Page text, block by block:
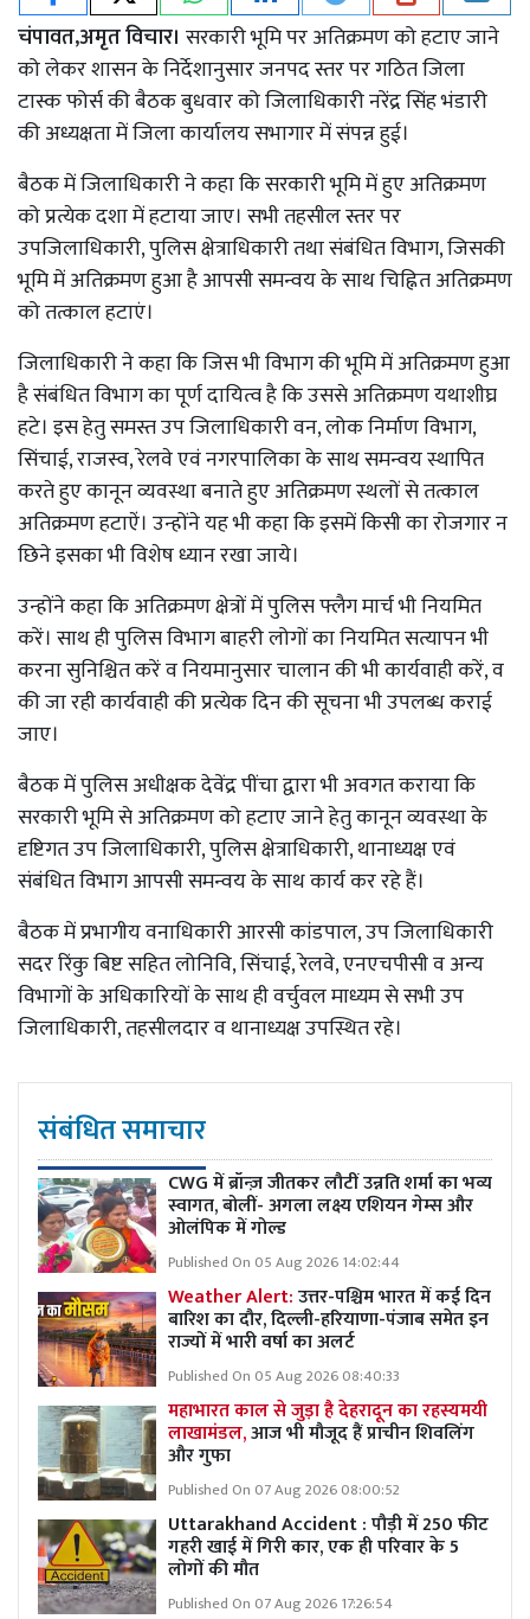
चंपावत,अमृत विचार। सरकारी भूमि पर अतिक्रमण को हटाए जाने
को लेकर शासन के निर्देशानुसार जनपद स्तर पर गठित जिला
टास्क फोर्स की बैठक बुधवार को जिलाधिकारी नरेंद्र सिंह भंडारी
की अध्यक्षता में जिला कार्यालय सभागार में संपन्न हुई।
बैठक में जिलाधिकारी ने कहा कि सरकारी भूमि में हुए अतिक्रमण
को प्रत्येक दशा में हटाया जाए। सभी तहसील स्तर पर
उपजिलाधिकारी, पुलिस क्षेत्राधिकारी तथा संबंधित विभाग, जिसकी
भूमि में अतिक्रमण हुआ है आपसी समन्वय के साथ चिह्नित अतिक्रमण
को तत्काल हटाएं।
जिलाधिकारी ने कहा कि जिस भी विभाग की भूमि में अतिक्रमण हुआ
है संबंधित विभाग का पूर्ण दायित्व है कि उससे अतिक्रमण यथाशीघ्र
हटे। इस हेतु समस्त उप जिलाधिकारी वन, लोक निर्माण विभाग,
सिंचाई, राजस्व, रेलवे एवं नगरपालिका के साथ समन्वय स्थापित
करते हुए कानून व्यवस्था बनाते हुए अतिक्रमण स्थलों से तत्काल
अतिक्रमण हटाऐं। उन्होंने यह भी कहा कि इसमें किसी का रोजगार न
छिने इसका भी विशेष ध्यान रखा जाये।
उन्होंने कहा कि अतिक्रमण क्षेत्रों में पुलिस फ्लैग मार्च भी नियमित
करें। साथ ही पुलिस विभाग बाहरी लोगों का नियमित सत्यापन भी
करना सुनिश्चित करें व नियमानुसार चालान की भी कार्यवाही करें, व
की जा रही कार्यवाही की प्रत्येक दिन की सूचना भी उपलब्ध कराई
जाए।
बैठक में पुलिस अधीक्षक देवेंद्र पींचा द्वारा भी अवगत कराया कि
सरकारी भूमि से अतिक्रमण को हटाए जाने हेतु कानून व्यवस्था के
दृष्टिगत उप जिलाधिकारी, पुलिस क्षेत्राधिकारी, थानाध्यक्ष एवं
संबंधित विभाग आपसी समन्वय के साथ कार्य कर रहे हैं।
बैठक में प्रभागीय वनाधिकारी आरसी कांडपाल, उप जिलाधिकारी
सदर रिंकु बिष्ट सहित लोनिवि, सिंचाई, रेलवे, एनएचपीसी व अन्य
विभागों के अधिकारियों के साथ ही वर्चुवल माध्यम से सभी उप
जिलाधिकारी, तहसीलदार व थानाध्यक्ष उपस्थित रहे।
संबंधित समाचार
CWG में ब्रॉन्ज़ जीतकर लौटीं उन्नति शर्मा का भव्य
स्वागत, बोलीं- अगला लक्ष्य एशियन गेम्स और
ओलंपिक में गोल्ड
Published On 05 Aug 2026 14:02:44
Weather Alert:उत्तर-पश्चिम भारत में कई दिन
बारिश का दौर, दिल्ली-हरियाणा-पंजाब समेत इन
राज्यों में भारी वर्षा का अलर्ट
Published On 05 Aug 2026 08:40:33
महाभारत काल से जुड़ा है देहरादून का रहस्यमयी
लाखामंडल,आज भी मौजूद हैं प्राचीन शिवलिंग
और गुफा
Published On 07 Aug 2026 08:00:52
Uttarakhand Accident : पौड़ी में 250 फीट
गहरी खाई में गिरी कार, एक ही परिवार के 5
लोगों की मौत
Published On 07 Aug 2026 17:26:54